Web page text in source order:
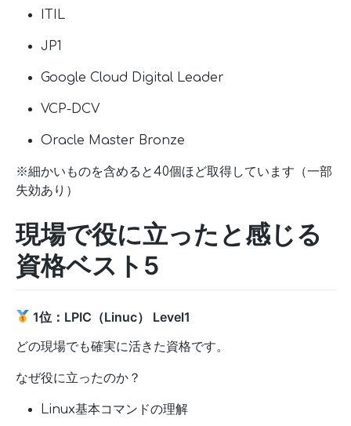
ITIL
JP1
Google Cloud Digital Leader
VCP-DCV
Oracle Master Bronze
※細かいものを含めると40個ほど取得しています（一部
失効あり）
現場で役に立ったと感じる
資格ベスト5
1位：LPIC（Linuc） Level1
どの現場でも確実に活きた資格です。
なぜ役に立ったのか？
Linux基本コマンドの理解